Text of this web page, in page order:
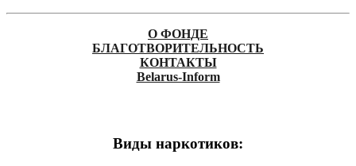
О ФОНДЕ
БЛАГОТВОРИТЕЛЬНОСТЬ
КОНТАКТЫ
Belarus-Inform
Виды наркотиков: